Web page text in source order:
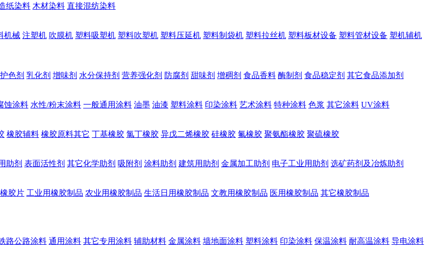
纸染料 木材染料 直接混纺染料
机械 注塑机 吹膜机 塑料吸塑机 塑料吹塑机 塑料压延机 塑料制袋机 塑料拉丝机 塑料板材设备 塑料管材设备 塑机辅机
护色剂 乳化剂 增味剂 水分保持剂 营养强化剂 防腐剂 甜味剂 增稠剂 食品香料 酶制剂 食品稳定剂 其它食品添加剂
蚀涂料 水性/粉末涂料 一般通用涂料 油墨 油漆 塑料涂料 印染涂料 艺术涂料 特种涂料 色浆 其它涂料 UV涂料
橡胶辅料 橡胶原料其它 丁基橡胶 氯丁橡胶 异戊二烯橡胶 硅橡胶 氟橡胶 聚氨酯橡胶 聚硫橡胶
助剂 表面活性剂 其它化学助剂 吸附剂 涂料助剂 建筑用助剂 金属加工助剂 电子工业用助剂 选矿药剂及冶炼助剂
橡胶片 工业用橡胶制品 农业用橡胶制品 生活日用橡胶制品 文教用橡胶制品 医用橡胶制品 其它橡胶制品
路公路涂料 通用涂料 其它专用涂料 辅助材料 金属涂料 墙地面涂料 塑料涂料 印染涂料 保温涂料 耐高温涂料 导电涂料